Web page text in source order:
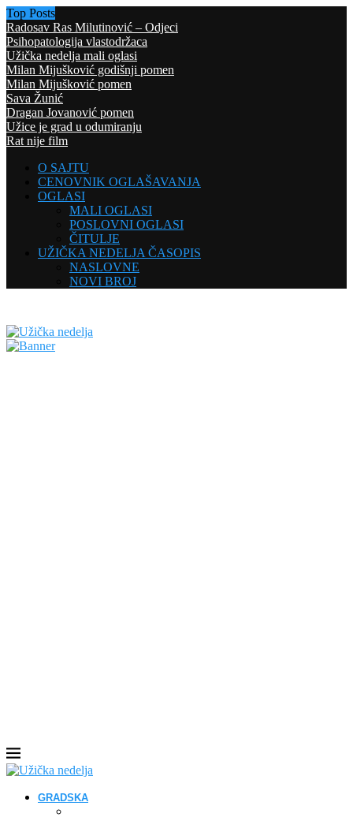
Top Posts
Radosav Ras Milutinović – Odjeci
Psihopatologija vlastodržaca
Užička nedelja mali oglasi
Milan Mijušković godišnji pomen
Milan Mijušković pomen
Sava Žunić
Dragan Jovanović pomen
Užice je grad u odumiranju
Rat nije film
O SAJTU
CENOVNIK OGLAŠAVANJA
OGLASI
MALI OGLASI
POSLOVNI OGLASI
ČITULJE
UŽIČKA NEDELJA ČASOPIS
NASLOVNE
NOVI BROJ
GRADSKA